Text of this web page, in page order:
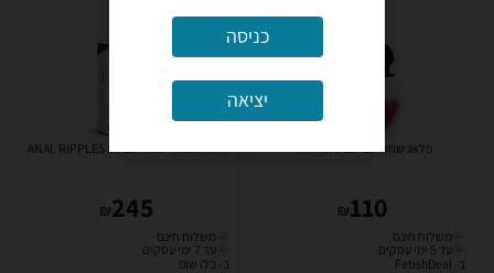
פלאג שחור עם זנב שועל ורוד
110
₪
משלוח חינם
עד 5 ימי עסקים
ב- FetishDeal
245
₪
משלוח חינם
עד 7 ימי עסקים
ב- בלו שופ
יציאה
כניסה